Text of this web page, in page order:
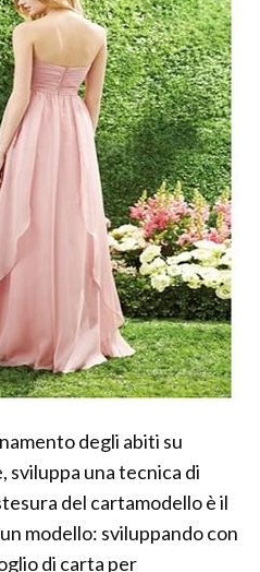
degli abiti su
sviluppa una tecnica di
del cartamodello è il
modello: sviluppando con
di carta per